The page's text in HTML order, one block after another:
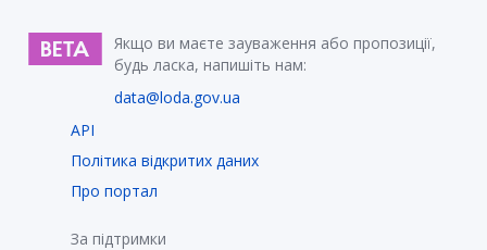
Якщо ви маєте зауваження або пропозиції,
будь ласка, напишіть нам:
data@loda.gov.ua
API
Політика відкритих даних
Про портал
За підтримки